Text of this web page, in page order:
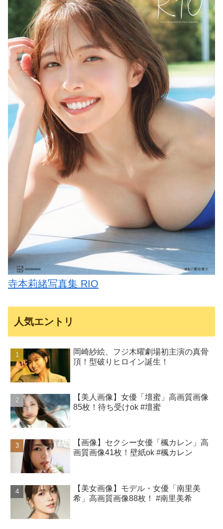
寺本莉緒写真集 RIO
人気エントリ
岡崎紗絵、フジ木曜劇場初主演の真骨
頂！型破りヒロイン誕生！
【美人画像】女優「壇蜜」高画質画像
85枚！待ち受けok #壇蜜
【画像】セクシー女優「楓カレン」高
画質画像41枚！壁紙ok #楓カレン
【美女画像】モデル・女優「南里美
希」高画質画像88枚！ #南里美希